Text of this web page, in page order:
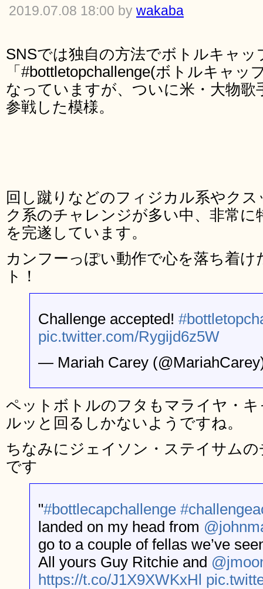
2019.07.08 18:00 by wakaba
SNSでは独自の方法でボトルキャ
「#bottletopchallenge(ボトルキャ
なっていますが、ついに米・大物
参戦した模様。
回し蹴りなどのフィジカル系やク
ク系のチャレンジが多い中、非常
を完遂しています。
カンフーっぽい動作で心を落ち着
ト！
Challenge accepted!
pic.twitter.com/Rygijd6z5W
— Mariah Carey
ペットボトルのフタもマライヤ・
ルッと回るしかないようですね。
ちなみにジェイソン・ステイサム
です
"#bottlecapchallenge
landed on my head from
go to a couple of fellas we’ve
All yours Guy Ritchie and
https://t.co/J1X9XWKxHl